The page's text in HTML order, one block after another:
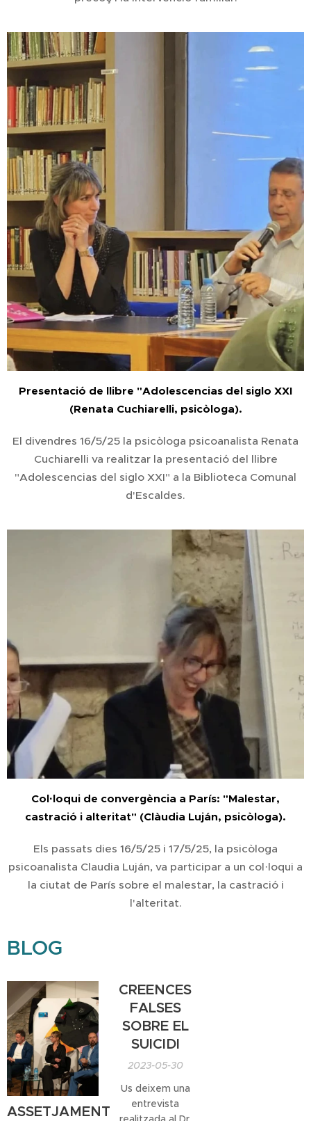
Presentació de llibre "Adolescencias del siglo XXI
(Renata Cuchiarelli, psicòloga).
El divendres 16/5/25 la psicòloga psicoanalista Renata
Cuchiarelli va realitzar la presentació del llibre
"Adolescencias del siglo XXI" a la Biblioteca Comunal
d'Escaldes.
Col·loqui de convergència a París: "Malestar,
castració i alteritat" (Clàudia Luján, psicòloga).
Els passats dies 16/5/25 i 17/5/25, la psicòloga
psicoanalista Claudia Luján, va participar a un col·loqui a
la ciutat de París sobre el malestar, la castració i
l'alteritat.
BLOG
ASSETJAMENT
CREENCES
FALSES
SOBRE EL
SUICIDI
2023-05-30
Us deixem una
entrevista